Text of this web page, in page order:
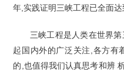
年,实践证明三峡工程已全面达
三峡工程是人类在世界第
起国内外的广泛关注,各方有
的,也值得我们认真思考和辨